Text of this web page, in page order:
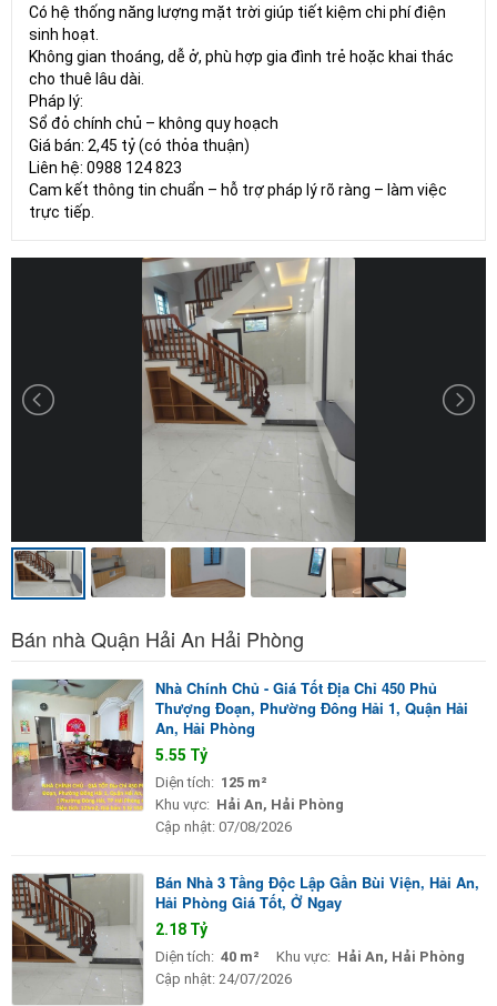
Có hệ thống năng lượng mặt trời giúp tiết kiệm chi phí điện
sinh hoạt.
Không gian thoáng, dễ ở, phù hợp gia đình trẻ hoặc khai thác
cho thuê lâu dài.
Pháp lý:
Sổ đỏ chính chủ – không quy hoạch
Giá bán: 2,45 tỷ (có thỏa thuận)
Liên hệ: 0988 124 823
Cam kết thông tin chuẩn – hỗ trợ pháp lý rõ ràng – làm việc
trực tiếp.
Bán nhà Quận Hải An Hải Phòng
Nhà Chính Chủ - Giá Tốt Địa Chỉ 450 Phủ
Thượng Đoạn, Phường Đông Hải 1, Quận Hải
An, Hải Phòng
5.55 Tỷ
Diện tích: 125 m²
Khu vực: Hải An, Hải Phòng
Cập nhật: 07/08/2026
Bán Nhà 3 Tầng Độc Lập Gần Bùi Viện, Hải An,
Hải Phòng Giá Tốt, Ở Ngay
2.18 Tỷ
Diện tích: 40 m² Khu vực: Hải An, Hải Phòng
Cập nhật: 24/07/2026